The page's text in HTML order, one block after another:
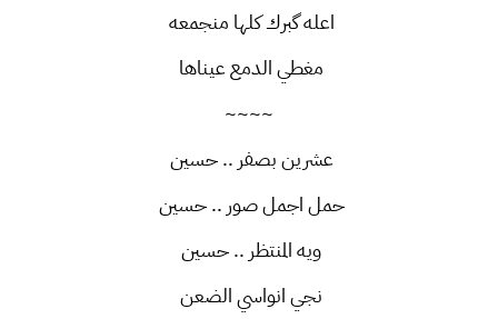
اعله گبرك كلها منجمعه
مغطي الدمع عيناها
~~~~
عشرين بصفر .. حسين
حمل اجمل صور .. حسين
ويه المنتظر .. حسين
نجي انواسي الضعن